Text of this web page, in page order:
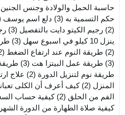
حاسبة الحمل والولادة وجنس الجنين
حكم التسمية به (3) دلع اسم يوسف
(2)
رجيم الكيتو دايت بالتفصيل (3)
ينزل 10 كيلو في اسبوع سهل
(3)
(2)
طريقة النوم عند ارتفاع الضغط (2)
(3)
طريقة عمل البيتزا هت (3)
طريقة نوم لتنزيل الدورة (2)
علاج
المنزل (2) كيف أعرف أن الكلى
الفم من الحلق (2) كيفية حساب
كيفية صلاة الطهارة من الدورة